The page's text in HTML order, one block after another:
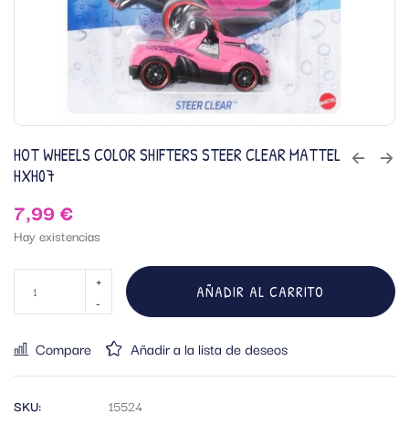
HOT WHEELS COLOR SHIFTERS STEER CLEAR MATTEL
HXH07
7,99€
Hay existencias
AÑADIR AL CARRITO
Compare Añadir a la lista de deseos
SKU:
15524